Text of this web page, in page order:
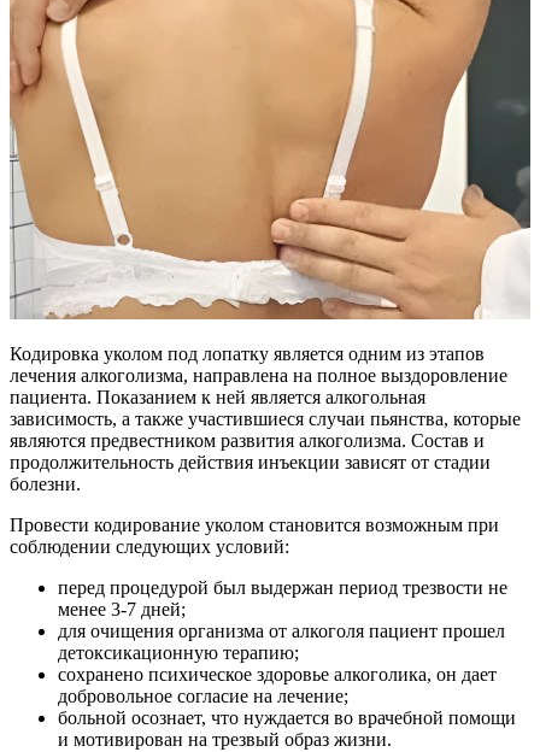
Кодировка уколом под лопатку является одним из этапов
лечения алкоголизма, направлена на полное выздоровление
пациента. Показанием к ней является алкогольная
зависимость, а также участившиеся случаи пьянства, которые
являются предвестником развития алкоголизма. Состав и
продолжительность действия инъекции зависят от стадии
болезни.
Провести кодирование уколом становится возможным при
соблюдении следующих условий:
перед процедурой был выдержан период трезвости не
менее 3-7 дней;
для очищения организма от алкоголя пациент прошел
детоксикационную терапию;
сохранено психическое здоровье алкоголика, он дает
добровольное согласие на лечение;
больной осознает, что нуждается во врачебной помощи
и мотивирован на трезвый образ жизни.